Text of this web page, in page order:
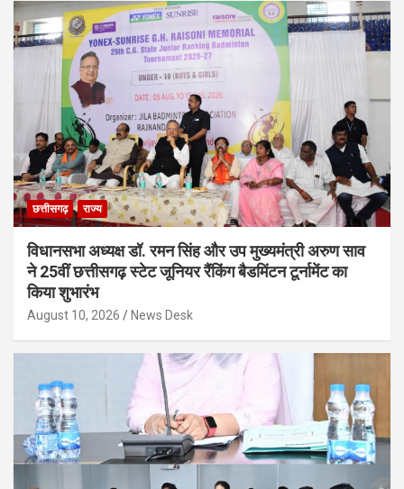
छत्तीसगढ़ राज्य
विधानसभा अध्यक्ष डॉ. रमन सिंह और उप मुख्यमंत्री अरुण साव
ने 25वीं छत्तीसगढ़ स्टेट जूनियर रैंकिंग बैडमिंटन टूर्नामेंट का
किया शुभारंभ
August 10, 2026 News Desk